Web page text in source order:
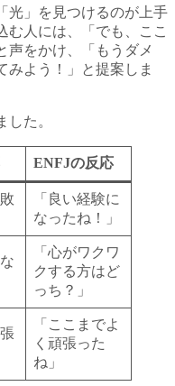
光」を見つけるのが上手
む人には、「でも、ここ
声をかけ、「もうダメ
みよう！」と提案しま
た。
ENFJの反応
「良い経験に
なったね！」
「心がワクワ
クする方はど
っち？」
「ここまでよ
く頑張った
ね」